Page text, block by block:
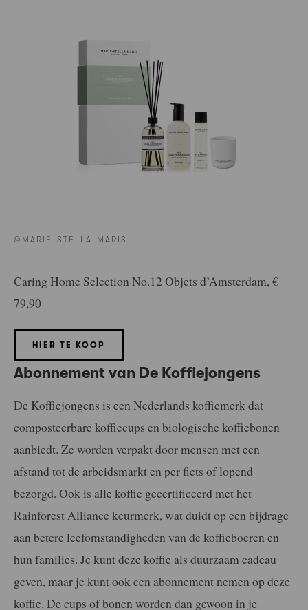
©MARIE-STELLA-MARIS
Caring Home Selection No.12 Objets d’Amsterdam, €
79,90
HIER TE KOOP
Abonnement van De Koffiejongens
De Koffiejongens is een Nederlands koffiemerk dat
composteerbare koffiecups en biologische koffiebonen
aanbiedt. Ze worden verpakt door mensen met een
afstand tot de arbeidsmarkt en per fiets of lopend
bezorgd. Ook is alle koffie gecertificeerd met het
Rainforest Alliance keurmerk, wat duidt op een bijdrage
aan betere leefomstandigheden van de koffieboeren en
hun families. Je kunt deze koffie als duurzaam cadeau
geven, maar je kunt ook een abonnement nemen op deze
koffie. De cups of bonen worden dan gewoon in je